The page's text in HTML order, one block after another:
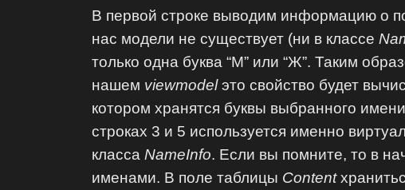
В первой строке выводим информацию о
нас модели не существует (ни в классе
только одна буква “М” или “Ж”. Таким
нашем viewmodelэто свойство будет
котором хранятся буквы выбранного
строках 3 и 5 используется именно
классаNameInfo. Если вы помните, то в
именами. В поле таблицы Content